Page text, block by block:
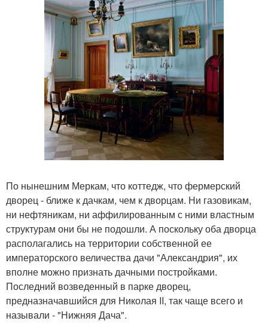
По нынешним Меркам, что коттедж, что фермерский
дворец - ближе к дачкам, чем к дворцам. Ни газовикам,
ни нефтяникам, ни аффилированным с ними властным
структурам они бы не подошли. А поскольку оба дворца
располагались на территории собственной ее
императорского величества дачи "Александрия", их
вполне можно признать дачными постройками.
Последний возведенный в парке дворец,
предназначавшийся для Николая II, так чаще всего и
называли - "Нижняя Дача".